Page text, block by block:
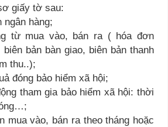
giấy tờ sau:
ngân hàng;
từ mua vào, bán ra ( hóa đơn
biên bản bàn giao, biên bản thanh
thu..);
đóng bảo hiểm xã hội;
tham gia bảo hiểm xã hội: thời
mua vào, bán ra theo tháng hoặc